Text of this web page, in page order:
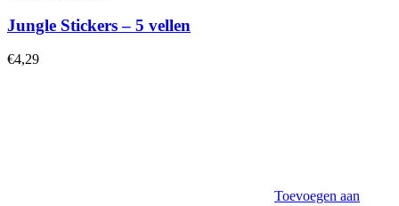
Jungle Stickers – 5 vellen
€4,29
Toevoegen aan